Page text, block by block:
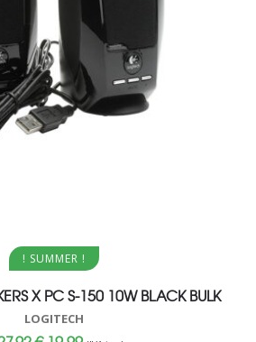
al carrello
! SUMMER !
X PC S-150 10W BLACK BULK
LOGITECH
Il Il